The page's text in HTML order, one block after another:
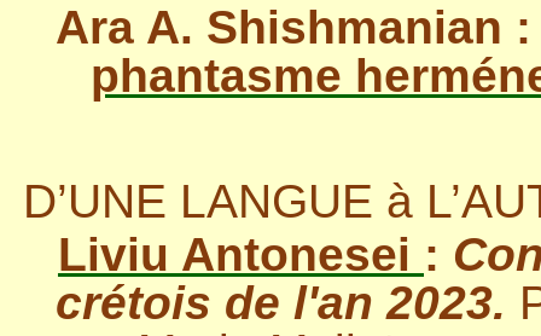
Ara A. Shishmanian
phantasme
D’UNE LANGUE à
Liviu Antonesei :
crétois de l'an 2023.